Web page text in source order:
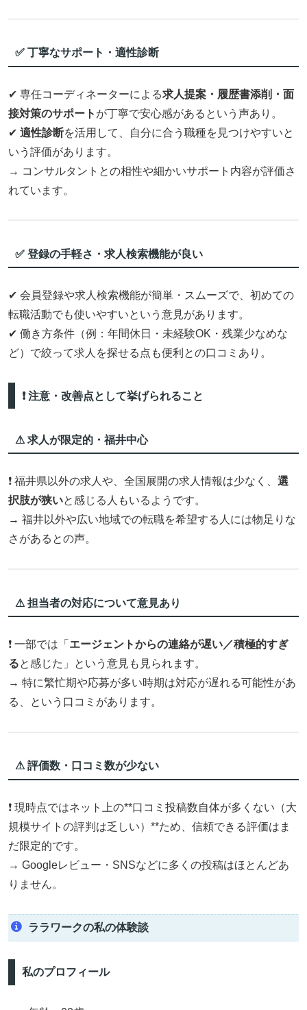
✅ 丁寧なサポート・適性診断
✔ 専任コーディネーターによる求人提案・履歴書添削・面
接対策のサポート が丁寧で安心感があるという声あり。
✔ 適性診断を活用して、自分に合う職種を見つけやすいと
いう評価があります。
→ コンサルタントとの相性や細かいサポート内容が評価さ
れています。
✅ 登録の手軽さ・求人検索機能が良い
✔ 会員登録や求人検索機能が簡単・スムーズで、初めての
転職活動でも使いやすいという意見があります。
✔ 働き方条件（例：年間休日・未経験OK・残業少なめな
ど）で絞って求人を探せる点も便利との口コミあり。
❗ 注意・改善点として挙げられること
⚠ 求人が限定的・福井中心
❗ 福井県以外の求人や、全国展開の求人情報は少なく、 選
択肢が狭いと感じる人もいるようです。
→ 福井以外や広い地域での転職を希望する人には物足りな
さがあるとの声。
⚠ 担当者の対応について意見あり
❗ 一部では「 エージェントからの連絡が遅い／積極的すぎ
ると感じた」という意見も見られます。
→ 特に繁忙期や応募が多い時期は対応が遅れる可能性があ
る、という口コミがあります。
⚠ 評価数・口コミ数が少ない
❗ 現時点ではネット上の**口コミ投稿数自体が多くない（大
規模サイトの評判は乏しい）**ため、信頼できる評価はま
だ限定的です。
→ Googleレビュー・SNSなどに多くの投稿はほとんどあ
りません。
ララワークの私の体験談
私のプロフィール